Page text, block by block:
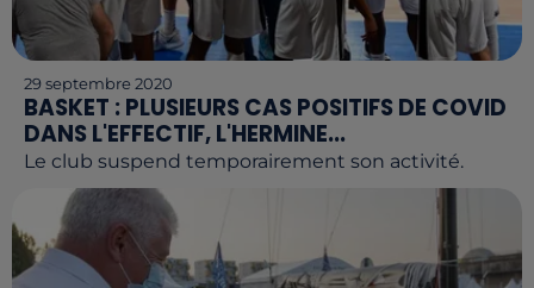
29 septembre 2020
BASKET : PLUSIEURS CAS POSITIFS DE COVID
DANS L'EFFECTIF, L'HERMINE...
Le club suspend temporairement son activité.